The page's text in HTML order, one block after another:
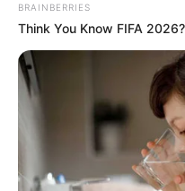
BRAINBERRIES
Think You Know FIFA